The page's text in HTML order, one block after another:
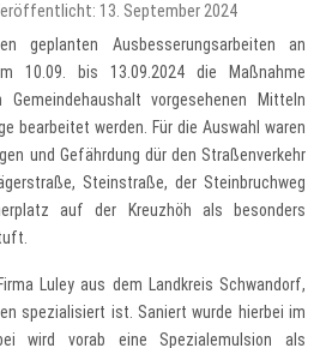
13. September 2024
geplanten Ausbesserungsarbeiten an
10.09. bis 13.09.2024 die Maßnahme
vorgesehenen Mitteln
bearbeitet werden. Für die Auswahl waren
und Gefährdung dür den Straßenverkehr
Steinstraße, der Steinbruchweg
auf der Kreuzhöh als besonders
Luley aus dem Landkreis Schwandorf,
spezialisiert ist. Saniert wurde hierbei im
wird vorab eine Spezialemulsion als